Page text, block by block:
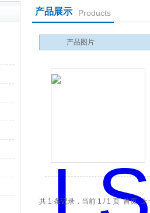
产品展示 Products
产品图片
共 1 条记录，当前 1 / 1 页 首页